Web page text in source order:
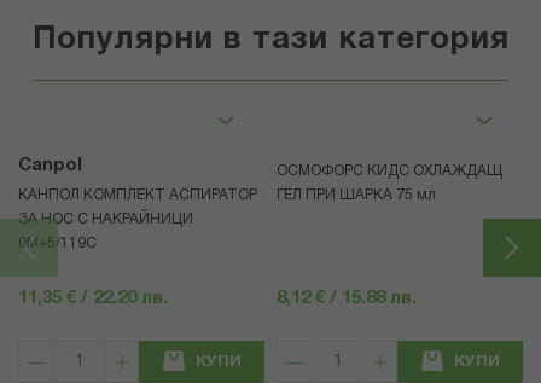
Популярни в тази категория
Canpol
КАНПОЛ КОМПЛЕКТ АСПИРАТОР
ЗА НОС С НАКРАЙНИЦИ
0М+5/119C
11,35 € / 22.20 лв.
КУПИ
ОСМОФОРС КИДС ОХЛАЖДАЩ
ГЕЛ ПРИ ШАРКА 75 мл
8,12 € / 15.88 лв.
КУПИ